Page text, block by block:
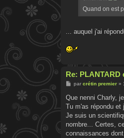
Quand on est
... auquel j'ai
Re: PLANTARD
M
s
s
a
g
e
par crétin premier»
Que nenni Charly,
Tu m'as répondu
Je suis un
nombre... Certes,
connaissances